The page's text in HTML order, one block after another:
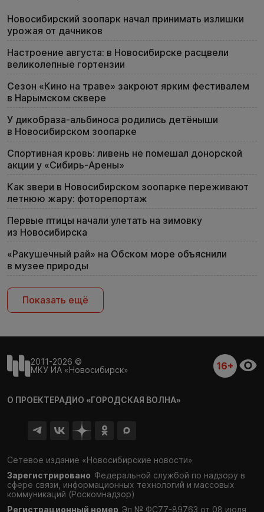
Новосибирский зоопарк начал принимать излишки
урожая от дачников
Настроение августа: в Новосибирске расцвели
великолепные гортензии
Сезон «Кино на траве» закроют ярким фестивалем
в Нарымском сквере
У дикобраза-альбиноса родились детёныши
в Новосибирском зоопарке
Спортивная кровь: ливень не помешал донорской
акции у «Сибирь-Арены»
Как звери в Новосибирском зоопарке переживают
летнюю жару: фоторепортаж
Первые птицы начали улетать на зимовку
из Новосибирска
«Ракушечный рай» на Обском море объяснили
в музее природы
Показать ещё
2011-2026 ©
МКУ ИА «Новосибирск»
16+
О ПРОЕКТЕРАДИО «ГОРОДСКАЯ ВОЛНА»
Сетевое издание «Новосибирские новости»
Зарегистрировано Федеральной службой по надзору в
сфере связи, информационных технологий и массовых
коммуникаций (Роскомнадзор)
Регистрационный номер Эл № ФС77-89763 от 08 июля